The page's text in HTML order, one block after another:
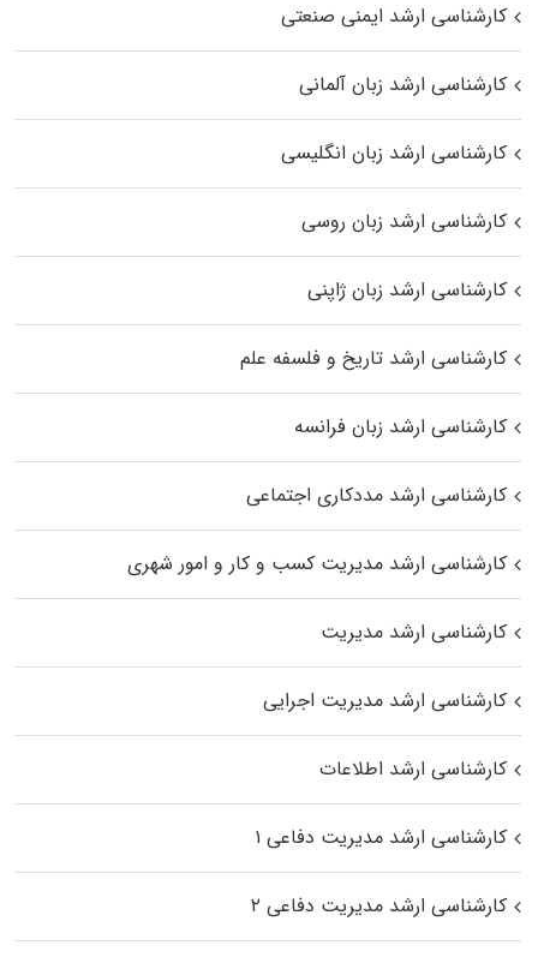
کارشناسی ارشد ایمنی صنعتی
کارشناسی ارشد زبان آلمانی
کارشناسی ارشد زبان انگلیسی
کارشناسی ارشد زبان روسی
کارشناسی ارشد زبان ژاپنی
کارشناسی ارشد تاریخ و فلسفه علم
کارشناسی ارشد زبان فرانسه
کارشناسی ارشد مددکاری اجتماعی
کارشناسی ارشد مدیریت کسب و کار و امور شهری
کارشناسی ارشد مدیریت
کارشناسی ارشد مدیریت اجرایی
کارشناسی ارشد اطلاعات
کارشناسی ارشد مدیریت دفاعی ۱
کارشناسی ارشد مدیریت دفاعی ۲